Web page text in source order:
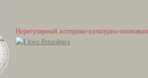
Нерегулярный историко-культурно-